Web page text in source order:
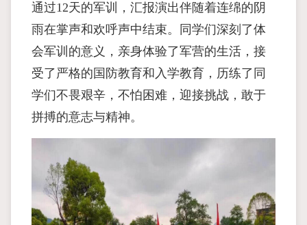
通过12天的军训，汇报演出伴随着连绵的阴
雨在掌声和欢呼声中结束。同学们深刻了体
会军训的意义，亲身体验了军营的生活，接
受了严格的国防教育和入学教育，历练了同
学们不畏艰辛，不怕困难，迎接挑战，敢于
拼搏的意志与精神。